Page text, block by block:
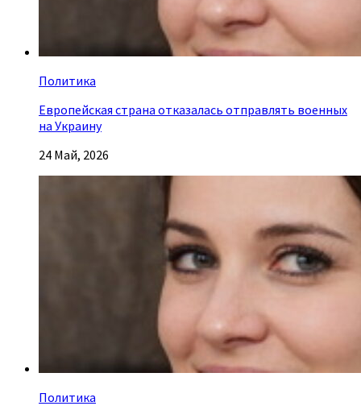
Политика
Европейская страна отказалась отправлять военных
на Украину
24 Май, 2026
Политика